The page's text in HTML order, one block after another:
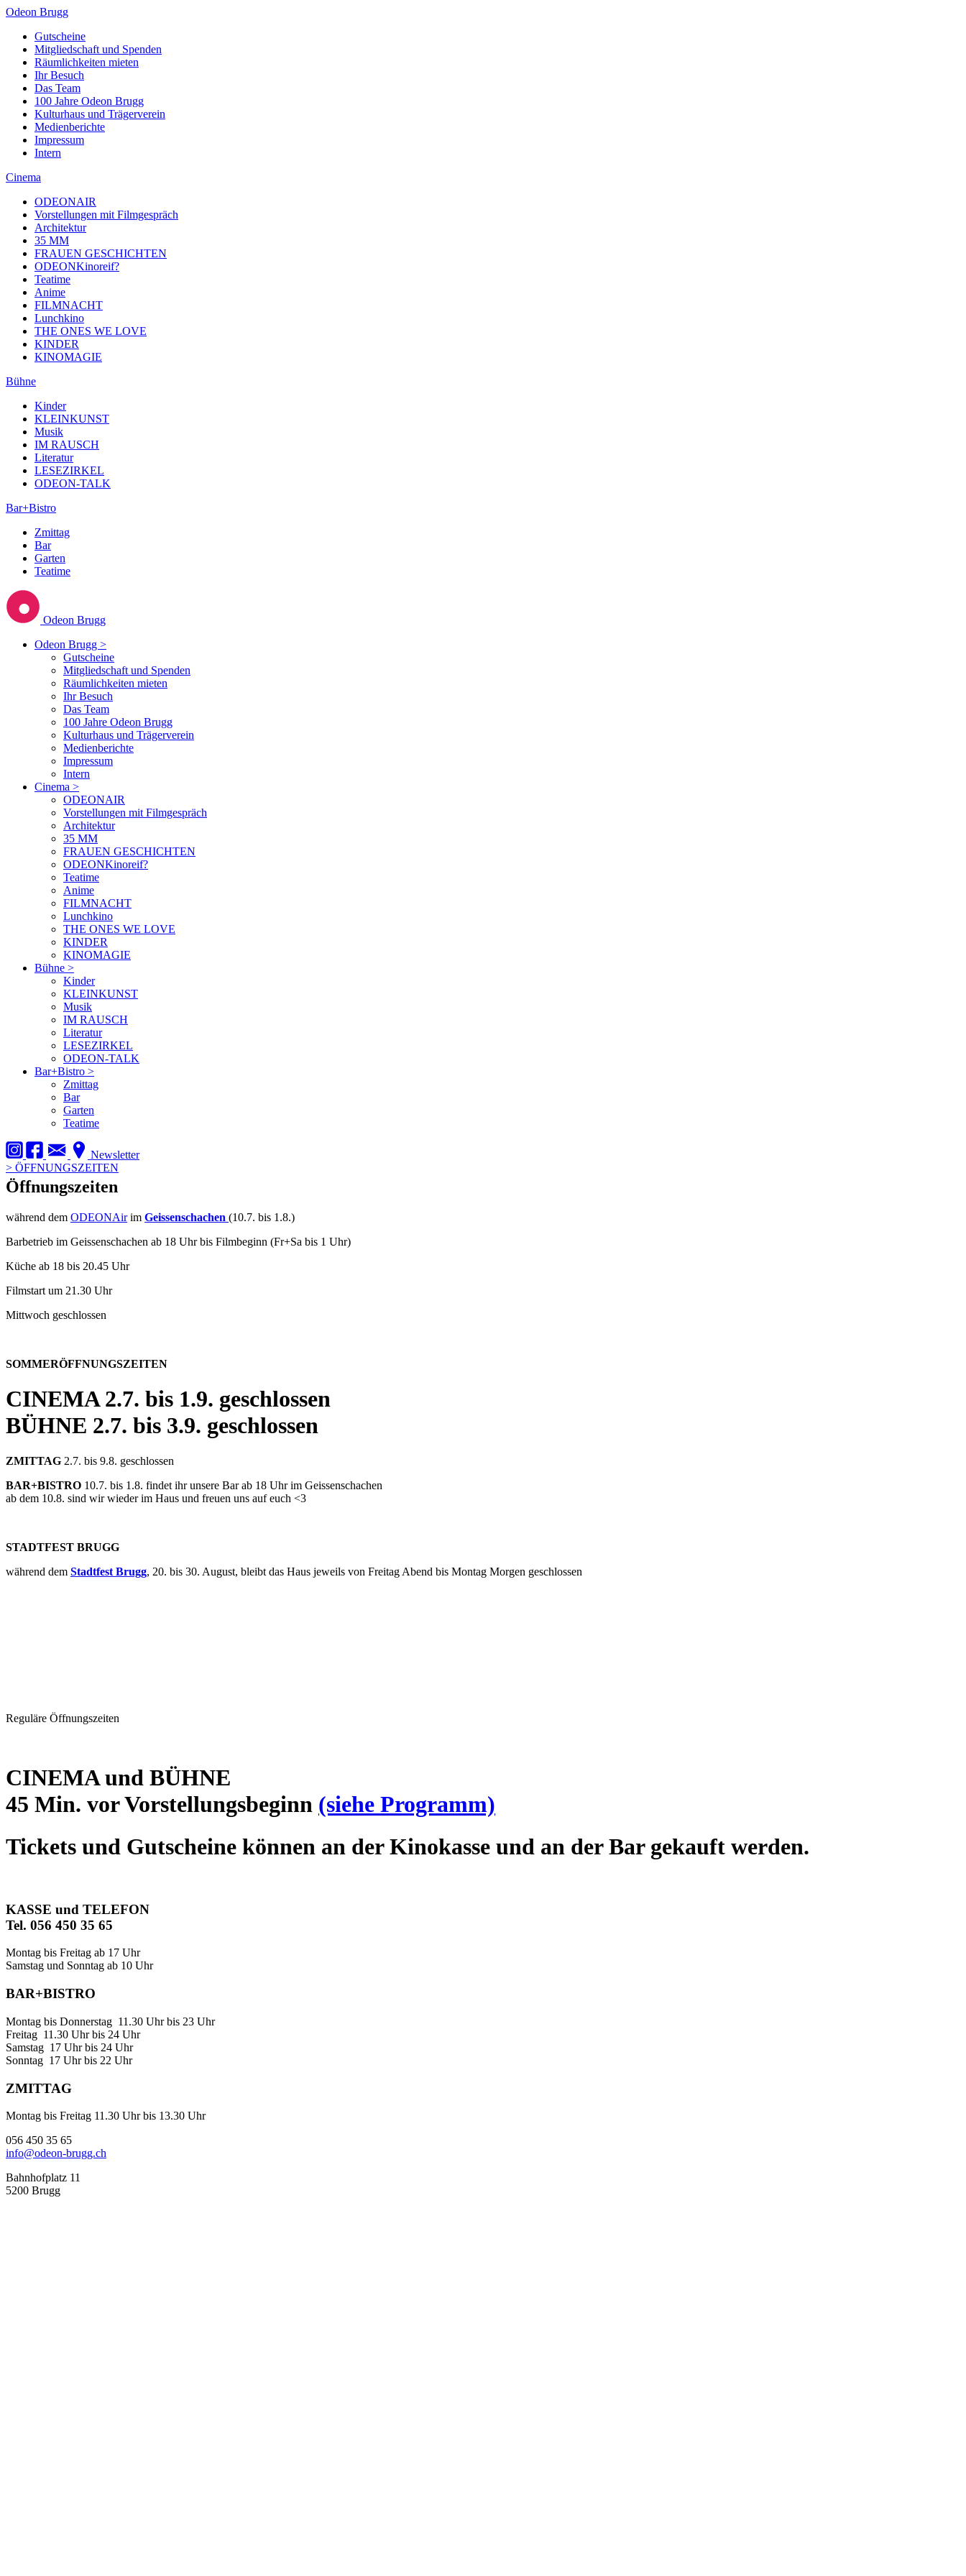
Odeon Brugg
Gutscheine
Mitgliedschaft und Spenden
Räumlichkeiten mieten
Ihr Besuch
Das Team
100 Jahre Odeon Brugg
Kulturhaus und Trägerverein
Medienberichte
Impressum
Intern
Cinema
ODEONAIR
Vorstellungen mit Filmgespräch
Architektur
35 MM
FRAUEN GESCHICHTEN
ODEONKinoreif?
Teatime
Anime
FILMNACHT
Lunchkino
THE ONES WE LOVE
KINDER
KINOMAGIE
Bühne
Kinder
KLEINKUNST
Musik
IM RAUSCH
Literatur
LESEZIRKEL
ODEON-TALK
Bar+Bistro
Zmittag
Bar
Garten
Teatime
Odeon Brugg
Odeon Brugg >
Gutscheine
Mitgliedschaft und Spenden
Räumlichkeiten mieten
Ihr Besuch
Das Team
100 Jahre Odeon Brugg
Kulturhaus und Trägerverein
Medienberichte
Impressum
Intern
Cinema >
ODEONAIR
Vorstellungen mit Filmgespräch
Architektur
35 MM
FRAUEN GESCHICHTEN
ODEONKinoreif?
Teatime
Anime
FILMNACHT
Lunchkino
THE ONES WE LOVE
KINDER
KINOMAGIE
Bühne >
Kinder
KLEINKUNST
Musik
IM RAUSCH
Literatur
LESEZIRKEL
ODEON-TALK
Bar+Bistro >
Zmittag
Bar
Garten
Teatime
Newsletter
> ÖFFNUNGSZEITEN
Öffnungszeiten
während dem ODEONAirim Geissenschachen (10.7. bis 1.8.)
Barbetrieb im Geissenschachen ab 18 Uhr bis Filmbeginn (Fr+Sa bis 1 Uhr)
Küche ab 18 bis 20.45 Uhr
Filmstart um 21.30 Uhr
Mittwoch geschlossen
SOMMERÖFFNUNGSZEITEN
CINEMA2.7. bis 1.9. geschlossen
BÜHNE 2.7. bis 3.9. geschlossen
ZMITTAG 2.7. bis 9.8. geschlossen
BAR+BISTRO 10.7. bis 1.8. findet ihr unsere Bar ab 18 Uhr im Geissenschachen
ab dem 10.8. sind wir wieder im Haus und freuen uns auf euch <3
STADTFEST BRUGG
während dem Stadtfest Brugg, 20. bis 30. August, bleibt das Haus jeweils von Freitag Abend bis Montag Morgen geschlossen
Reguläre Öffnungszeiten
CINEMA und BÜHNE
45 Min. vor Vorstellungsbeginn (siehe Programm)
Tickets und Gutscheine können an der Kinokasse und an der Bar gekauft werden.
KASSE und TELEFON
Tel. 056 450 35 65
Montag bis Freitag ab 17 Uhr
Samstag und Sonntag ab 10 Uhr
BAR+BISTRO
Montag bis Donnerstag 11.30 Uhr bis 23 Uhr
Freitag 11.30 Uhr bis 24 Uhr
Samstag 17 Uhr bis 24 Uhr
Sonntag 17 Uhr bis 22 Uhr
ZMITTAG
Montag bis Freitag 11.30 Uhr bis 13.30 Uhr
056 450 35 65
info@odeon-brugg.ch
Bahnhofplatz 11
5200 Brugg